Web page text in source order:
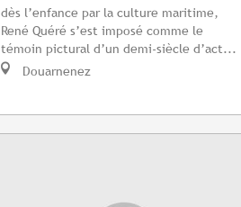
dès l’enfance par la culture maritime,
René Quéré s’est imposé comme le
témoin pictural d’un demi-siècle d’act...
Douarnenez